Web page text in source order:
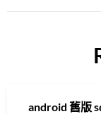
android 舊版